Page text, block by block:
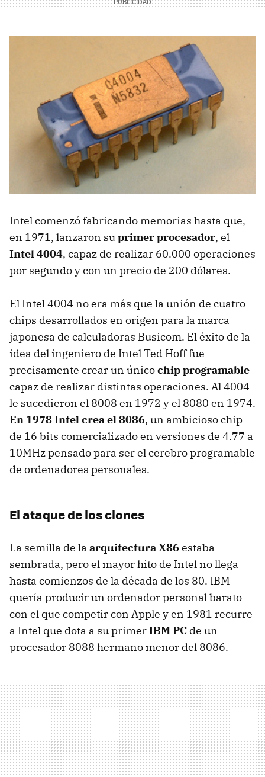
Intel comenzó fabricando memorias hasta que,
en 1971, lanzaron suprimer procesador, el
Intel 4004, capaz de realizar 60.000 operaciones
por segundo y con un precio de 200 dólares.
El Intel 4004 no era más que la unión de cuatro
chips desarrollados en origen para la marca
japonesa de calculadoras Busicom. El éxito de la
idea del ingeniero de Intel Ted Hoff fue
precisamente crear un únicochip programable
capaz de realizar distintas operaciones. Al 4004
le sucedieron el 8008 en 1972 y el 8080 en 1974.
En 1978 Intel crea el 8086, un ambicioso chip
de 16 bits comercializado en versiones de 4.77 a
10MHz pensado para ser el cerebro programable
de ordenadores personales.
El ataque de los clones
La semilla de la arquitectura X86 estaba
sembrada, pero el mayor hito de Intel no llega
hasta comienzos de la década de los 80. IBM
quería producir un ordenador personal barato
con el que competir con Apple y en 1981 recurre
a Intel que dota a su primerIBM PC de un
procesador 8088 hermano menor del 8086.